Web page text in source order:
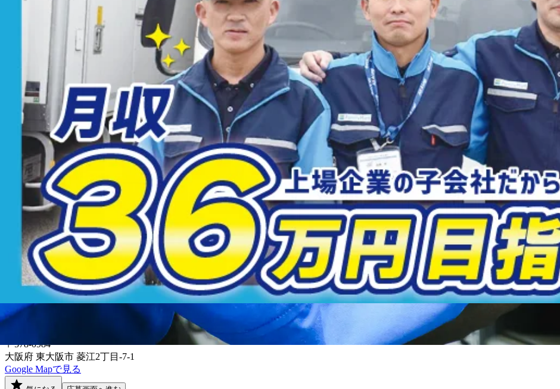
リーダーや営業所長への昇格も可能です！ - 大型免許をお持ちの方は、ご相談によって大型車のお仕事に転向することも
週休2日（シフト制） 年間休日数：107日 = = = - シフトによって月に8日から9日がお休みとなる週休2日制です。 -
希望日は最大限
休暇がございます。 - 有給休暇がございます。入社6ヶ月後に、10日間付与されます。
福利厚生
社会保険完備
免許取得支援制度あり
有給休暇あり
賞与あり
休日出勤手当
残業手当
昇給あり
交通費支給
◆ 社会保険完備 ◆ 厚生年金あり ◆ 健康保険あり ◆ 労災保険あり ◆ 法定休日完備 ◆ 有給休暇あり ◆ 賞与あり ◆ 免許取得支援
費支給 ◆ シニア歓迎
大阪府
〒578-0984
大阪府 東大阪市 菱江2丁目-7-1
Google Mapで見る